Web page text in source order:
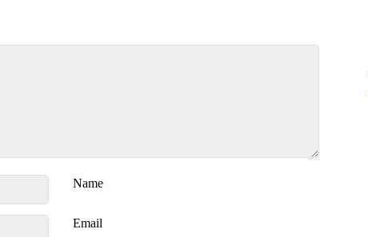
Name
Email